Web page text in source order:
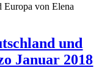
Europa von Elena
und
Januar 2018